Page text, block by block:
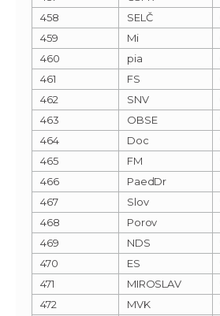
458
SELČ
459
Mi
460
pia
461
FS
462
SNV
463
OBSE
464
Doc
465
FM
466
PaedDr
467
Slov
468
Porov
469
NDS
470
ES
471
MIROSLAV
472
MVK